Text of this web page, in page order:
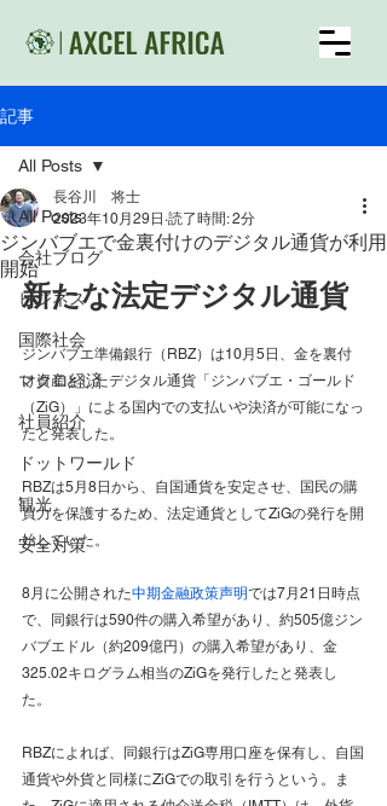
記事
All Posts
会社ブログ
ビジネス
国際社会
マクロ経済
社員紹介
ドットワールド
観光
安全対策
All Posts
ジンバブエで金裏付けのデジタル通貨が利用
開始
長谷川 将士
2023年10月29日 読了時間: 2分
新たな法定デジタル通貨
ジンバブエ準備銀行（RBZ）は10月5日、金を裏付
け資産としたデジタル通貨「ジンバブエ・ゴールド
（ZiG）」による国内での支払いや決済が可能になっ
たと発表した。
RBZは5月8日から、自国通貨を安定させ、国民の購
買力を保護するため、法定通貨としてZiGの発行を開
始していた。
8月に公開された中期金融政策声明では7月21日時点
で、同銀行は590件の購入希望があり、約505億ジン
バブエドル（約209億円）の購入希望があり、金
325.02キログラム相当のZiGを発行したと発表し
た。
RBZによれば、同銀行はZiG専用口座を保有し、自国
通貨や外貨と同様にZiGでの取引を行うという。ま